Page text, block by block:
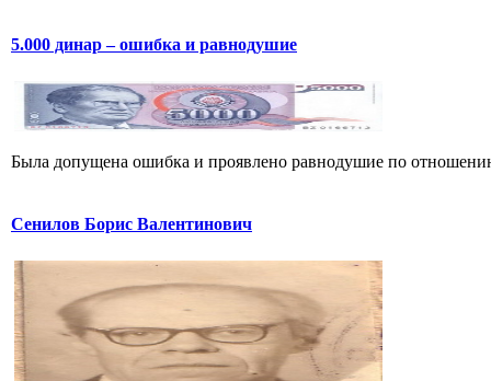
5.000 динар – ошибка и равнодушие
Была допущена ошибка и проявлено равнодушие по
Сенилов Борис Валентинович